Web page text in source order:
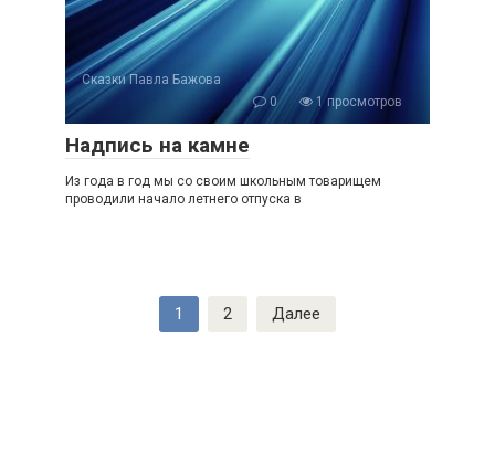
Сказки Павла Бажова
0
1 просмотров
Надпись на камне
Из года в год мы со своим школьным товарищем
проводили начало летнего отпуска в
1 2 Далее